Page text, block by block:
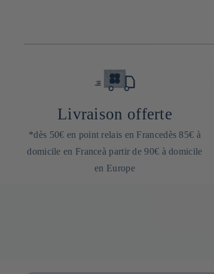
Livraison offerte
*dès 50€ en point relais en Francedès 85€ à
domicile en Franceà partir de 90€ à domicile
en Europe